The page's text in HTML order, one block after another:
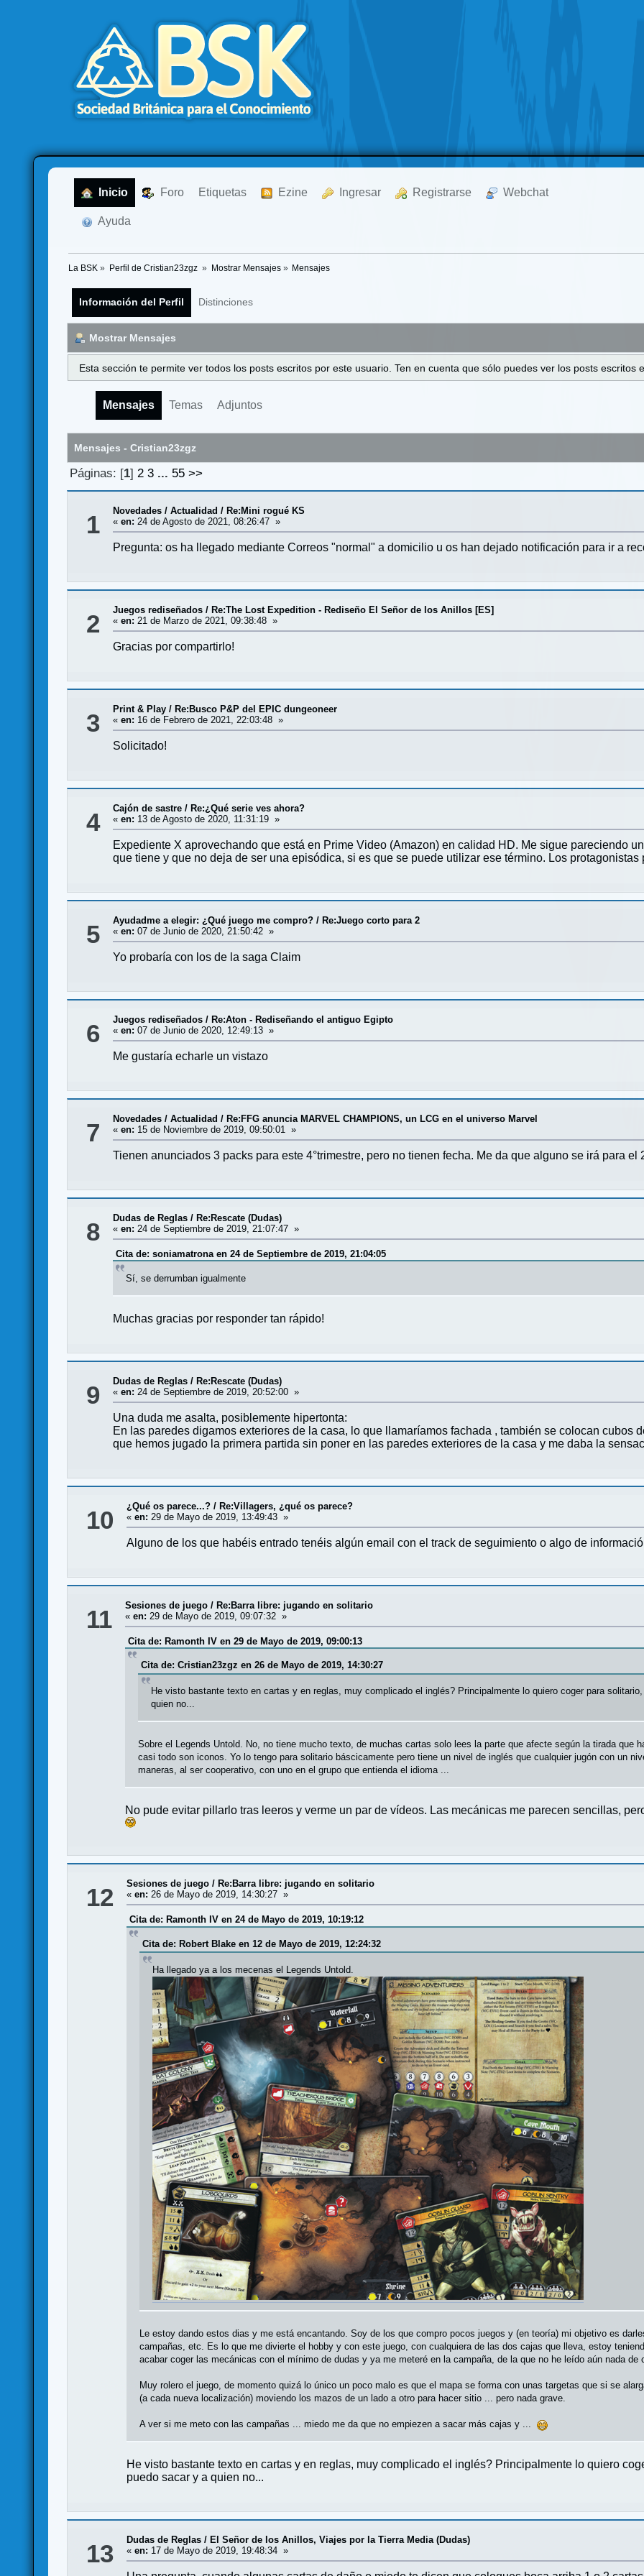
Inicio Foro Etiquetas Ezine Ingresar Registrarse Webchat
Ayuda
La BSK » Perfil de Cristian23zgz » Mostrar Mensajes» Mensajes
Información del Perfil Distinciones
Mostrar Mensajes
Esta sección te permite ver todos los posts escritos por este usuario. Ten en cuenta que sólo puedes ver los posts
Mensajes Temas Adjuntos
Mensajes - Cristian23zgz
Páginas: [1] 2 3 ... 55 >>
1 Novedades / Actualidad / Re:Mini rogué KS
«en: 24 de Agosto de 2021, 08:26:47 »
Pregunta: os ha llegado mediante Correos "normal" a domicilio u os han dejado notificación para ir a
2 Juegos rediseñados / Re:The Lost Expedition - Rediseño El Señor de los Anillos [ES]
«en: 21 de Marzo de 2021, 09:38:48 »
Gracias por compartirlo!
3 Print & Play / Re:Busco P&P del EPIC dungeoneer
«en: 16 de Febrero de 2021, 22:03:48 »
Solicitado!
4 Cajón de sastre / Re:¿Qué serie ves ahora?
«en: 13 de Agosto de 2020, 11:31:19 »
Expediente X aprovechando que está en Prime Video (Amazon) en calidad HD. Me sigue pareciendo
que tiene y que no deja de ser una episódica, si es que se puede utilizar ese término. Los
5 Ayudadme a elegir: ¿Qué juego me compro? / Re:Juego corto para 2
«en: 07 de Junio de 2020, 21:50:42 »
Yo probaría con los de la saga Claim
6 Juegos rediseñados / Re:Aton - Rediseñando el antiguo Egipto
«en: 07 de Junio de 2020, 12:49:13 »
Me gustaría echarle un vistazo
7 Novedades / Actualidad / Re:FFG anuncia MARVEL CHAMPIONS, un LCG en el universo Marvel
«en: 15 de Noviembre de 2019, 09:50:01 »
Tienen anunciados 3 packs para este 4°trimestre, pero no tienen fecha. Me da que alguno se irá para el
8 Dudas de Reglas / Re:Rescate (Dudas)
«en: 24 de Septiembre de 2019, 21:07:47 »
Cita de: soniamatrona en 24 de Septiembre de 2019, 21:04:05
Sí, se derrumban igualmente
Muchas gracias por responder tan rápido!
9 Dudas de Reglas / Re:Rescate (Dudas)
«en: 24 de Septiembre de 2019, 20:52:00 »
Una duda me asalta, posiblemente hipertonta:
En las paredes digamos exteriores de la casa, lo que llamaríamos fachada , también se colocan cubos
que hemos jugado la primera partida sin poner en las paredes exteriores de la casa y me daba la
10 ¿Qué os parece...? / Re:Villagers, ¿qué os parece?
«en: 29 de Mayo de 2019, 13:49:43 »
Alguno de los que habéis entrado tenéis algún email con el track de seguimiento o algo de
11 Sesiones de juego / Re:Barra libre: jugando en solitario
«en: 29 de Mayo de 2019, 09:07:32 »
Cita de: Ramonth IV en 29 de Mayo de 2019, 09:00:13
Cita de: Cristian23zgz en 26 de Mayo de 2019, 14:30:27
He visto bastante texto en cartas y en reglas, muy complicado el inglés? Principalmente lo quiero coger para
quien no...
Sobre el Legends Untold. No, no tiene mucho texto, de muchas cartas solo lees la parte que afecte según la tirada que
casi todo son iconos. Yo lo tengo para solitario báscicamente pero tiene un nivel de inglés que cualquier jugón con un
maneras, al ser cooperativo, con uno en el grupo que entienda el idioma ...
No pude evitar pillarlo tras leeros y verme un par de vídeos. Las mecánicas me parecen sencillas,
12 Sesiones de juego / Re:Barra libre: jugando en solitario
«en: 26 de Mayo de 2019, 14:30:27 »
Cita de: Ramonth IV en 24 de Mayo de 2019, 10:19:12
Cita de: Robert Blake en 12 de Mayo de 2019, 12:24:32
Ha llegado ya a los mecenas el Legends Untold.
Le estoy dando estos dias y me está encantando. Soy de los que compro pocos juegos y (en teoría) mi objetivo es
campañas, etc. Es lo que me divierte el hobby y con este juego, con cualquiera de las dos cajas que lleva, estoy
acabar coger las mecánicas con el mínimo de dudas y ya me meteré en la campaña, de la que no he leído aún nada de
Muy rolero el juego, de momento quizá lo único un poco malo es que el mapa se forma con unas targetas que si se
(a cada nueva localización) moviendo los mazos de un lado a otro para hacer sitio ... pero nada grave.
A ver si me meto con las campañas ... miedo me da que no empiezen a sacar más cajas y ...
He visto bastante texto en cartas y en reglas, muy complicado el inglés? Principalmente lo quiero
puedo sacar y a quien no...
13 Dudas de Reglas / El Señor de los Anillos, Viajes por la Tierra Media (Dudas)
«en: 17 de Mayo de 2019, 19:48:34 »